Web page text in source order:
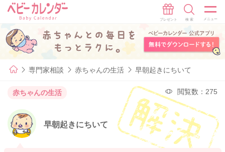
専門家相談 赤ちゃんの生活 早朝起きにちいて
赤ちゃんの生活 閲覧数：275
早朝起きにちいて